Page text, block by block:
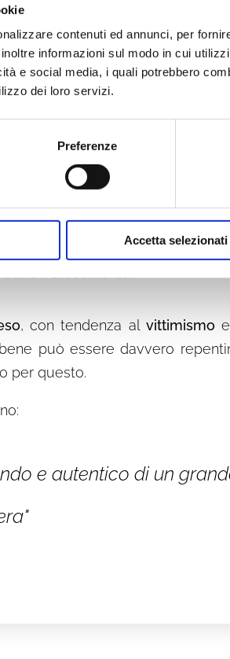
contenuti ed annunci, per
informazioni sul modo in cui
e social media, i quali potrebbero
dei loro servizi.
Preferenze
Accetta selezionati
speciale
un luogo mediocre, banale e
si compiace di soffriredi
riesce a ritrovare. La
per questo ed è attratto da
capace di creare. La
Viene infatti
digrande sensibilità per
in maniera intensa e questo lo
velocemente.
, con tendenza alvittimismo
può essere davvero
per questo.
e autentico di un